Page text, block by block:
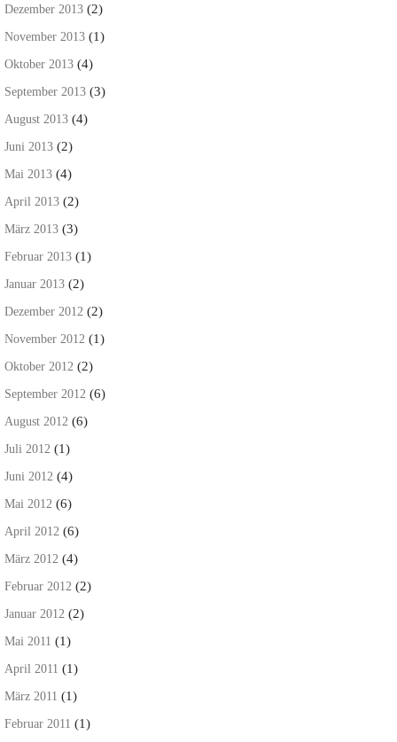
Dezember 2013 (2)
November 2013 (1)
Oktober 2013 (4)
September 2013 (3)
August 2013 (4)
Juni 2013 (2)
Mai 2013 (4)
April 2013 (2)
März 2013 (3)
Februar 2013 (1)
Januar 2013 (2)
Dezember 2012 (2)
November 2012 (1)
Oktober 2012 (2)
September 2012 (6)
August 2012 (6)
Juli 2012 (1)
Juni 2012 (4)
Mai 2012 (6)
April 2012 (6)
März 2012 (4)
Februar 2012 (2)
Januar 2012 (2)
Mai 2011 (1)
April 2011 (1)
März 2011 (1)
Februar 2011 (1)